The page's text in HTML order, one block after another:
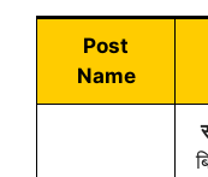
Post
Name